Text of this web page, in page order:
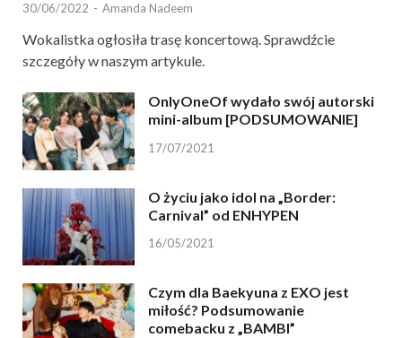
30/06/2022 - Amanda Nadeem
Wokalistka ogłosiła trasę koncertową. Sprawdźcie
szczegóły w naszym artykule.
OnlyOneOf wydało swój autorski
mini-album [PODSUMOWANIE]
17/07/2021
O życiu jako idol na „Border:
Carnival” od ENHYPEN
16/05/2021
Czym dla Baekyuna z EXO jest
miłość? Podsumowanie
comebacku z „BAMBI”